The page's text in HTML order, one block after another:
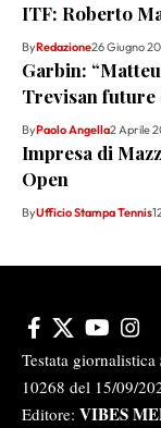
ITF: Roberto
ByRedazione26 Giugno
Garbin:
Trevisan future
ByPaolo Angella2 Aprile
Impresa di
Open
ByUfficio Stampa Tennis
Testata giornalistica
10268 del 15/09/
Editore: VIBES